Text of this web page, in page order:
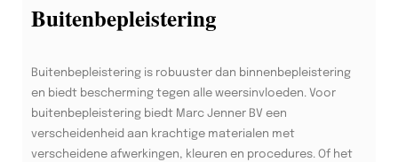
Buitenbepleistering
Buitenbepleistering is robuuster dan binnenbepleistering
en biedt bescherming tegen alle weersinvloeden. Voor
buitenbepleistering biedt Marc Jenner BV een
verscheidenheid aan krachtige materialen met
verscheidene afwerkingen, kleuren en procedures. Of het